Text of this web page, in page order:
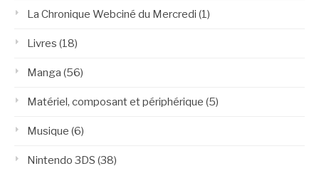
La Chronique Webciné du Mercredi (1)
Livres (18)
Manga (56)
Matériel, composant et périphérique (5)
Musique (6)
Nintendo 3DS (38)